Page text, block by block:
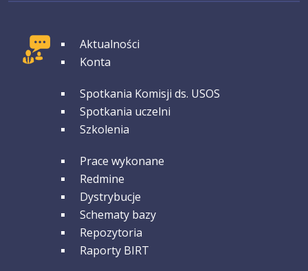
GRUPA 1Aktualności
Konta
GRUPA 2Spotkania Komisji ds. USOS
Spotkania uczelni
Szkolenia
GRUPA 3Prace wykonane
Redmine
Dystrybucje
Schematy bazy
Repozytoria
Raporty BIRT